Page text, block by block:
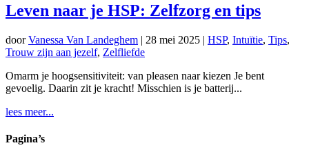
Leven naar je HSP: Zelfzorg en tips
doorVanessa Van Landeghem | 28 mei 2025 | HSP, Intuïtie, Tips,
Trouw zijn aan jezelf, Zelfliefde
Omarm je hoogsensitiviteit: van pleasen naar kiezen Je bent
gevoelig. Daarin zit je kracht! Misschien is je batterij...
lees meer...
Pagina’s